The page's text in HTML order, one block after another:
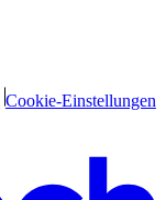
Cookie-Einstellungen